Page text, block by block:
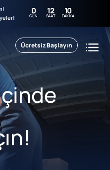
0
GÜN 12
SAAT 10
DAKIKA
Ücretsiz Başlayın